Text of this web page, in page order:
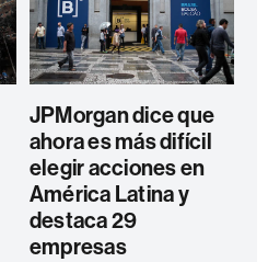
JPMorgan dice que
ahora es más difícil
elegir acciones en
América Latina y
destaca 29
empresas